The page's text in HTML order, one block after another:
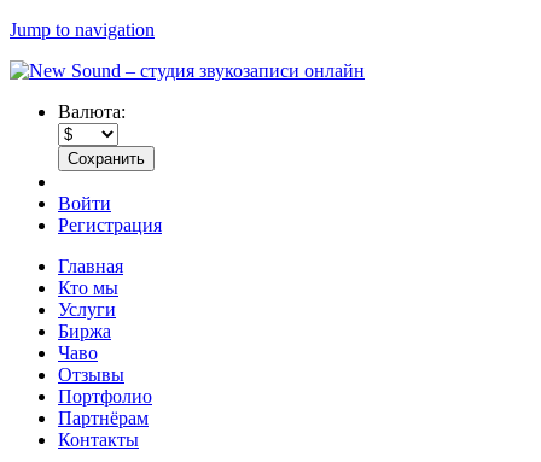
Jump to navigation
Валюта:
Войти
Регистрация
Главная
Кто мы
Услуги
Биржа
Чаво
Отзывы
Портфолио
Партнёрам
Контакты